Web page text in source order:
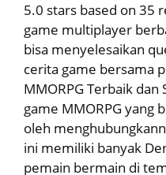
5.0 stars based on 35
game multiplayer
bisa menyelesaikan
cerita game bersama
MMORPG Terbaik dan
game MMORPG yang
oleh
ini memiliki banyak
pemain bermain di